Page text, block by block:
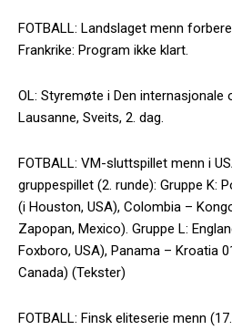
FOTBALL: Landslaget menn
Frankrike: Program ikke klart.
OL: Styremøte i Den internasjonale
Lausanne, Sveits, 2. dag.
FOTBALL: VM-sluttspillet menn i
gruppespillet (2. runde): Gruppe K:
(i Houston, USA), Colombia –
Zapopan, Mexico). Gruppe L:
Foxboro, USA), Panama – Kroatia
Canada) (Tekster)
FOTBALL: Finsk eliteserie menn